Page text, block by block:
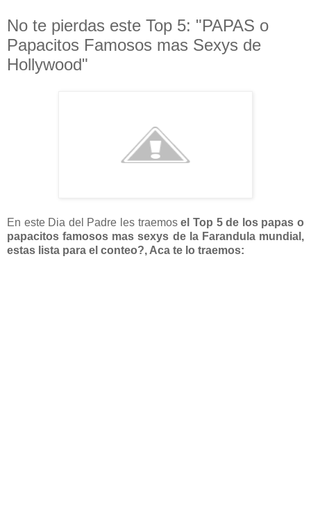
No te pierdas este Top 5: "PAPAS o
Papacitos Famosos mas Sexys de
Hollywood"
En este Dia del Padre les traemosel Top 5 de los papas o
papacitos famosos mas sexys de la Farandula mundial,
estas lista para el conteo?, Aca te lo traemos: